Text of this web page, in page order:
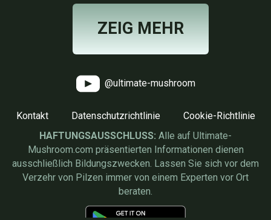
ZEIG MEHR
@ultimate-mushroom
Kontakt Datenschutzrichtlinie
Cookie-Richtlinie
HAFTUNGSAUSSCHLUSS: Alle auf Ultimate-
Mushroom.com präsentierten Informationen dienen
ausschließlich Bildungszwecken. Lassen Sie sich vor dem
Verzehr von Pilzen immer von einem Experten vor Ort
beraten.